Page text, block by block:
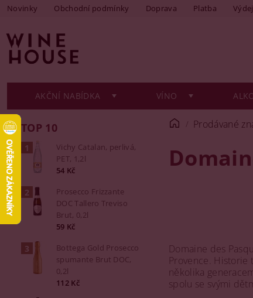
Novinky Obchodní podmínky Doprava Platba
AKČNÍ NABÍDKA VÍNO
TOP 10
Vichy Catalan, perlivá,
PET, 1,2l
54 Kč
Prosecco Frizzante
DOC Tallero Treviso
Brut, 0,2l
59 Kč
Bottega Gold Prosecco
spumante Brut DOC,
0,2l
112 Kč
Prodávané
Domaine des
Provence. Historie
několika
spolu se svými